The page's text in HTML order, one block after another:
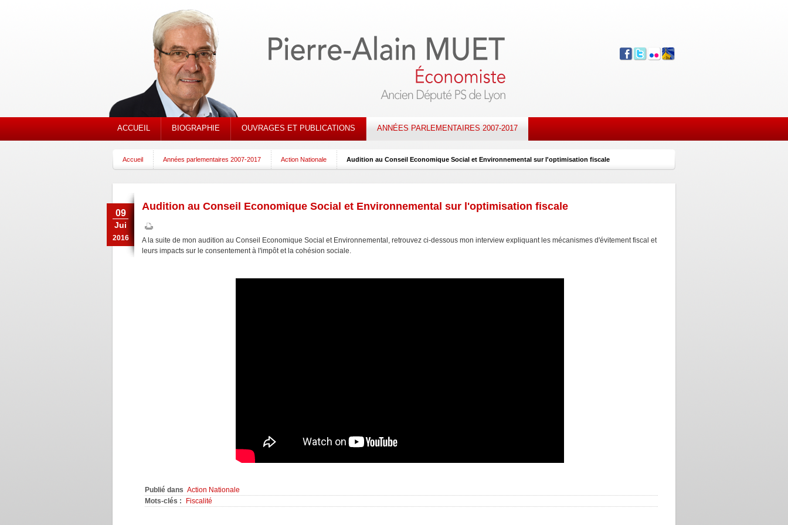
ACCUEIL BIOGRAPHIE OUVRAGES ET PUBLICATIONS ANNÉES PARLEMENTAIRES 2007-2017
Accueil Années parlementaires 2007-2017 Action Nationale Audition au Conseil Economique Social et Environnemental sur l'optimisation fiscale
Audition au Conseil Economique Social et Environnemental sur l'optimisation fiscale
09
Jui
2016
A la suite de mon audition au Conseil Economique Social et Environnemental, retrouvez ci-dessous mon interview expliquant les mécanismes d'évitement fiscal et
leurs impacts sur le consentement à l'impôt et la cohésion sociale.
Publié dans Action Nationale
Mots-clés :
Fiscalité